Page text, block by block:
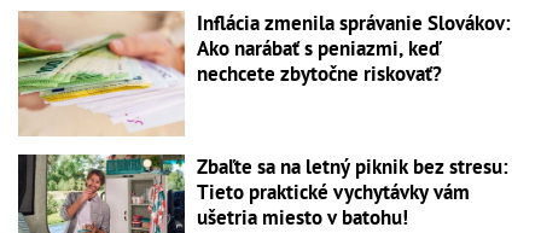
Inflácia zmenila správanie Slovákov:
Ako narábať s peniazmi, keď
nechcete zbytočne riskovať?
Zbaľte sa na letný piknik bez stresu:
Tieto praktické vychytávky vám
ušetria miesto v batohu!